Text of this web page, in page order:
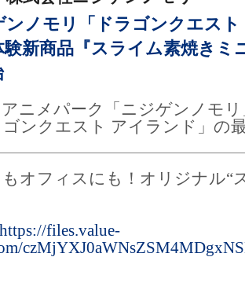
ンノモリ「ドラゴンクエス
新商品『スライム素焼きミ
ニメパーク「ニジゲンノモ
ゴンクエスト アイランド」の
もオフィスにも！オリジナル“
https://files.value-